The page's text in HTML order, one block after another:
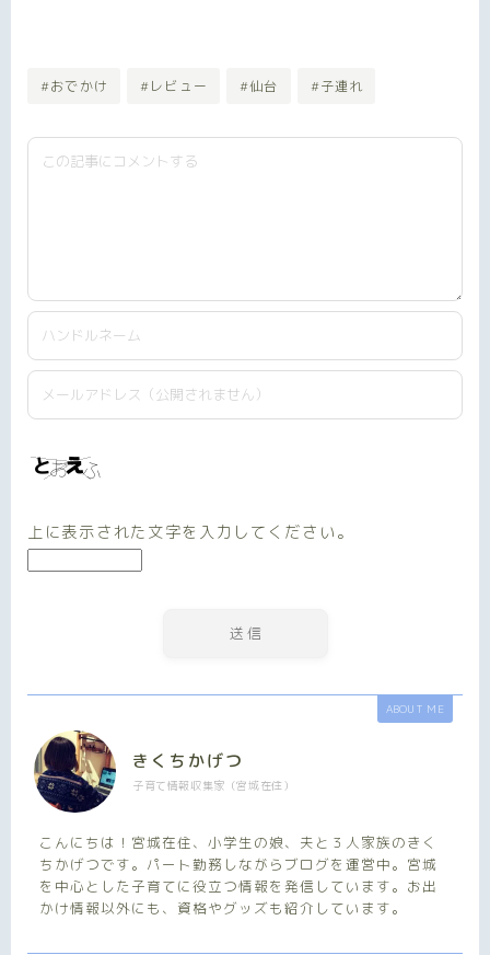
#おでかけ #レビュー #仙台 #子連れ
上に表示された文字を入力してください。
ABOUT ME
きくちかげつ
子育て情報収集家（宮城在住）
こんにちは！宮城在住、小学生の娘、夫と３人家族のきく
ちかげつです。パート勤務しながらブログを運営中。宮城
を中心とした子育てに役立つ情報を発信しています。お出
かけ情報以外にも、資格やグッズも紹介しています。